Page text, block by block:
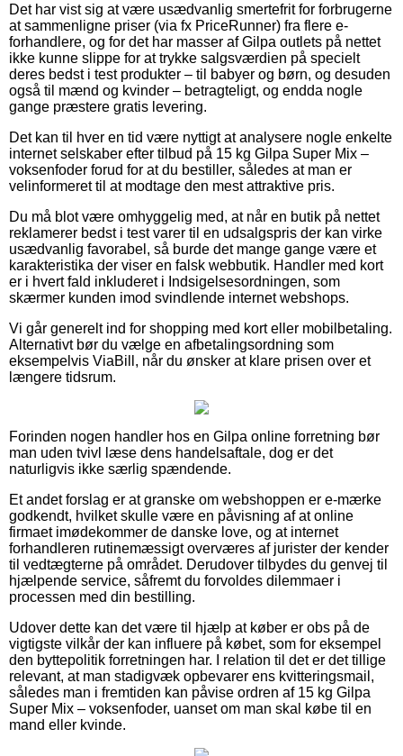
Det har vist sig at være usædvanlig smertefrit for forbrugerne
at sammenligne priser (via fx PriceRunner) fra flere e-
forhandlere, og for det har masser af Gilpa outlets på nettet
ikke kunne slippe for at trykke salgsværdien på specielt
deres bedst i test produkter – til babyer og børn, og desuden
også til mænd og kvinder – betragteligt, og endda nogle
gange præstere gratis levering.
Det kan til hver en tid være nyttigt at analysere nogle enkelte
internet selskaber efter tilbud på 15 kg Gilpa Super Mix –
voksenfoder forud for at du bestiller, således at man er
velinformeret til at modtage den mest attraktive pris.
Du må blot være omhyggelig med, at når en butik på nettet
reklamerer bedst i test varer til en udsalgspris der kan virke
usædvanlig favorabel, så burde det mange gange være et
karakteristika der viser en falsk webbutik. Handler med kort
er i hvert fald inkluderet i Indsigelsesordningen, som
skærmer kunden imod svindlende internet webshops.
Vi går generelt ind for shopping med kort eller mobilbetaling.
Alternativt bør du vælge en afbetalingsordning som
eksempelvis ViaBill, når du ønsker at klare prisen over et
længere tidsrum.
Forinden nogen handler hos en Gilpa online forretning bør
man uden tvivl læse dens handelsaftale, dog er det
naturligvis ikke særlig spændende.
Et andet forslag er at granske om webshoppen er e-mærke
godkendt, hvilket skulle være en påvisning af at online
firmaet imødekommer de danske love, og at internet
forhandleren rutinemæssigt overværes af jurister der kender
til vedtægterne på området. Derudover tilbydes du genvej til
hjælpende service, såfremt du forvoldes dilemmaer i
processen med din bestilling.
Udover dette kan det være til hjælp at køber er obs på de
vigtigste vilkår der kan influere på købet, som for eksempel
den byttepolitik forretningen har. I relation til det er det tillige
relevant, at man stadigvæk opbevarer ens kvitteringsmail,
således man i fremtiden kan påvise ordren af 15 kg Gilpa
Super Mix – voksenfoder, uanset om man skal købe til en
mand eller kvinde.